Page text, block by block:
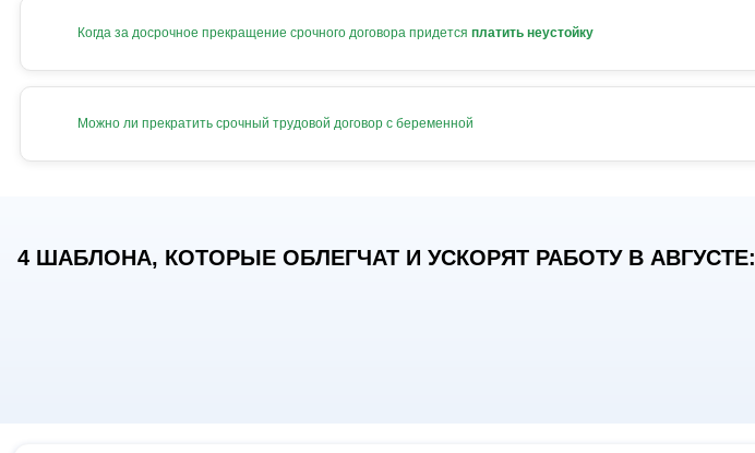
Когда за досрочное прекращение срочного договора придется платить неустойку
Можно ли прекратить срочный трудовой договор с беременной
4 ШАБЛОНА, КОТОРЫЕ ОБЛЕГЧАТ И УСКОРЯТ РАБОТУ В АВГУСТЕ: